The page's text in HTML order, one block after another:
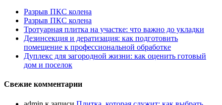
Разрыв ПКС колена
Разрыв ПКС колена
Тротуарная плитка на участке: что важно до укладки
Дезинсекция и дератизация: как подготовить
помещение к профессиональной обработке
Дуплекс для загородной жизни: как оценить готовый
дом и поселок
Свежие комментарии